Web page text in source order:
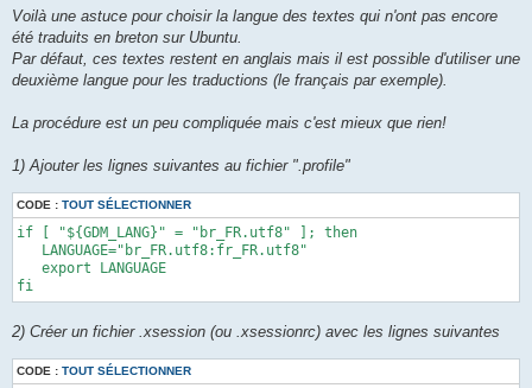
Voilà une astuce pour choisir la langue des textes qui n'ont pas encore
été traduits en breton sur Ubuntu.
Par défaut, ces textes restent en anglais mais il est possible d'utiliser une
deuxième langue pour les traductions (le français par exemple).
La procédure est un peu compliquée mais c'est mieux que rien!
1) Ajouter les lignes suivantes au fichier ".profile"
CODE : TOUT SÉLECTIONNER
if [ "${GDM_LANG}" = "br_FR.utf8" ]; then
   LANGUAGE="br_FR.utf8:fr_FR.utf8"
   export LANGUAGE
fi
2) Créer un fichier .xsession (ou .xsessionrc) avec les lignes suivantes
CODE : TOUT SÉLECTIONNER